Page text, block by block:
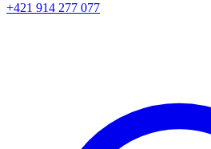
+421 914 277 077